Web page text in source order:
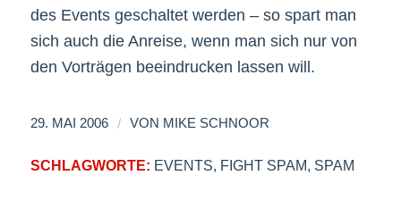
des Events geschaltet werden – so spart man
sich auch die Anreise, wenn man sich nur von
den Vorträgen beeindrucken lassen will.
29. MAI 2006 / VON MIKE SCHNOOR
SCHLAGWORTE: EVENTS FIGHT SPAM SPAM